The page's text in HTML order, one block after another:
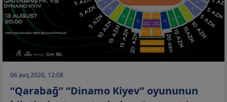
06 avq 2026, 12:08
“Qarabağ” “Dinamo Kiyev” oyununun